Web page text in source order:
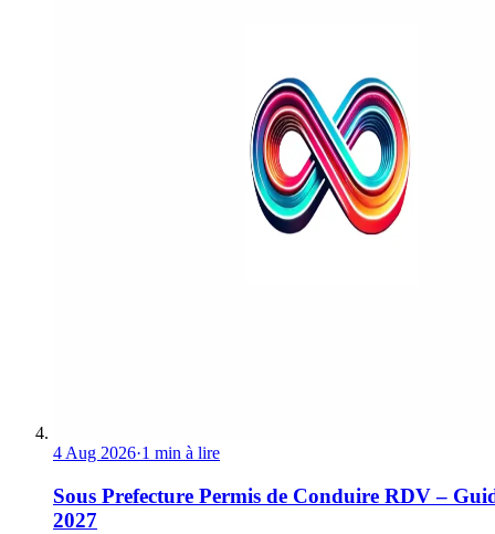
4 Aug 2026·1 min à lire
Sous Prefecture Permis de Conduire RDV –
2027